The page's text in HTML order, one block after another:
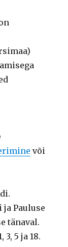
või
Pauluse
tänaval.
3, 5 ja 18.